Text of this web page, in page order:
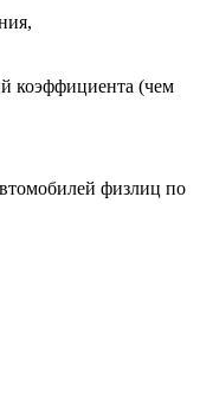
коэффициента (чем
физлиц по